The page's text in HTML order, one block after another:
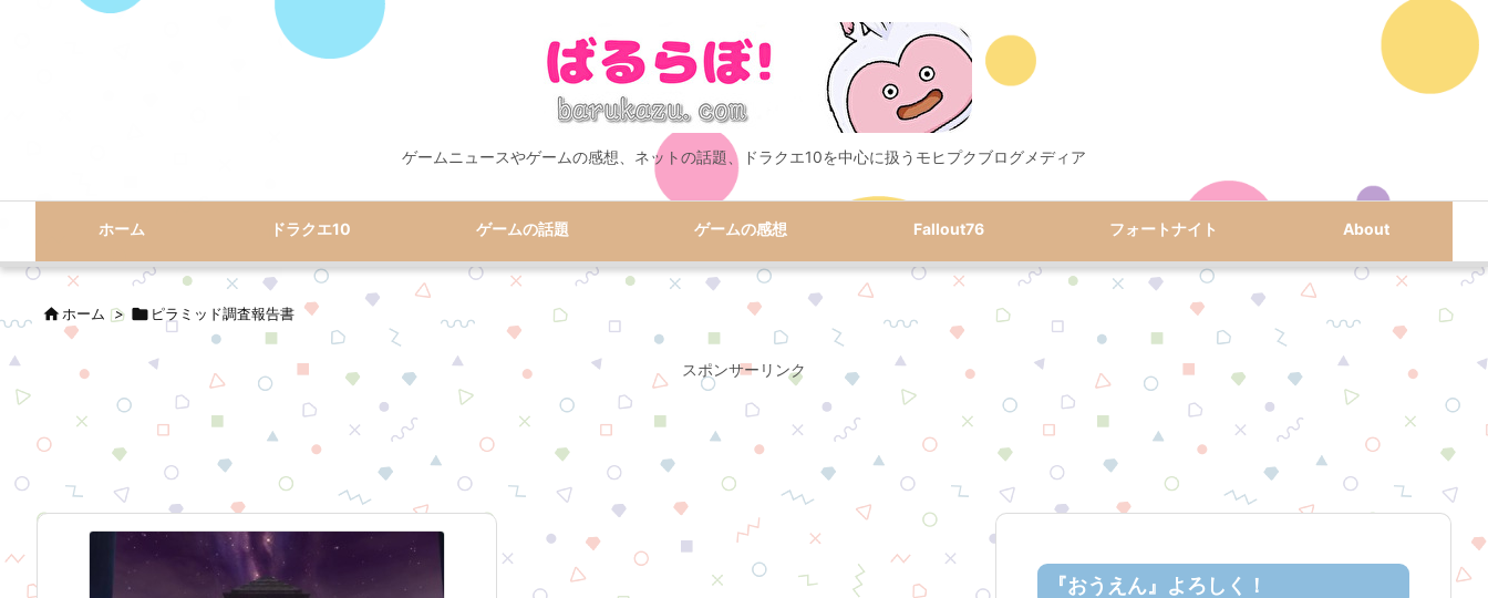
ゲームニュースやゲームの感想、ネットの話題、ドラクエ10を中心に扱うモヒプクブログメディア
ホーム ドラクエ10 ゲームの話題 ゲームの感想 Fallout76 フォートナイト About
ホーム >  ピラミッド調査報告書
スポンサーリンク
『おうえん』よろしく！